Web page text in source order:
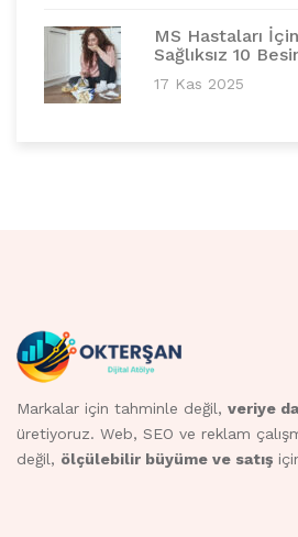
MS Hastaları
Sağlıksız 10
17 Kas 2025
Markalar için tahminle değil, veriye
üretiyoruz. Web, SEO ve reklam
değil, ölçülebilir büyüme ve satış